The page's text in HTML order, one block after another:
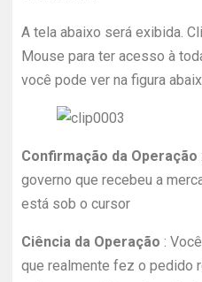
A tela abaixo será exibida.
Mouse para ter acesso à
você pode ver na figura
Confirmação da Operação
governo que recebeu a
está sob o cursor
Ciência da Operação :
que realmente fez o pedido